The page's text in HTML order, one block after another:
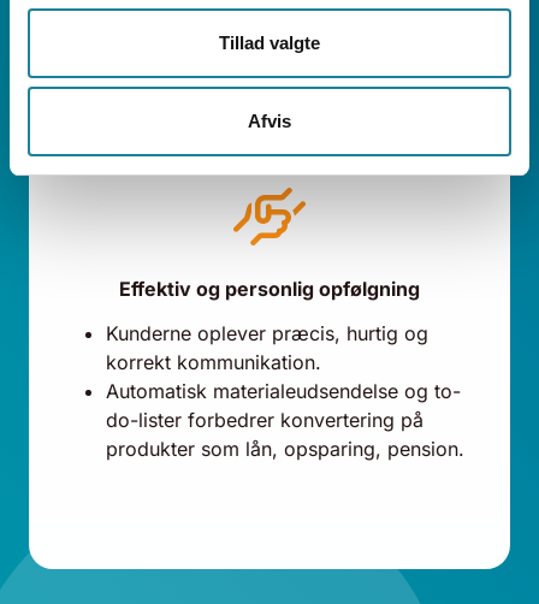
Tillad valgte
Afvis
fejl og misforståelser.
Effektiv og personlig opfølgning
Kunderne oplever præcis, hurtig og
korrekt kommunikation.
Automatisk materialeudsendelse og to-
do-lister forbedrer konvertering på
produkter som lån, opsparing, pension.